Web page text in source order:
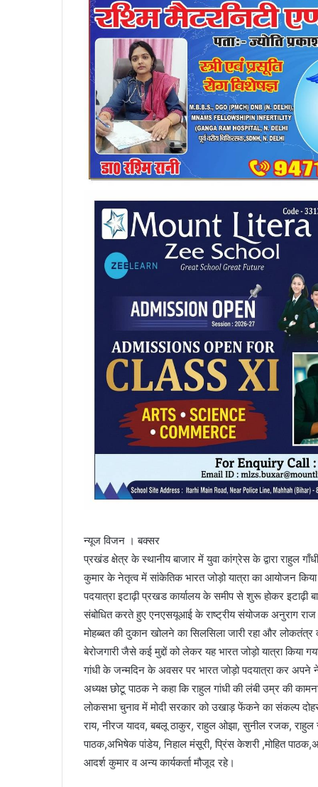
न्यूज विजन । बक्सर
प्रखंड क्षेत्र के स्थानीय बाजार में युवा कांग्रेस के द्वारा राहुल
कुमार के नेतृत्व में सांकेतिक भारत जोड़ो यात्रा का आयोजन किया
पदयात्रा इटाढ़ी प्रखड कार्यालय के समीप से शुरू होकर इटाढ़ी
संबोधित करते हुए एनएसयूआई के राष्ट्रीय संयोजक अनुराग राज
मोहब्बत की दुकान खोलने का सिलसिला जारी रहा और लोकतंत्र
बेरोजगारी जैसे कई मुद्दों को लेकर यह भारत जोड़ो यात्रा किया
गांधी के जन्मदिन के अवसर पर भारत जोड़ो पदयात्रा कर अपने
अध्यक्ष छोटू पाठक ने कहा कि राहुल गांधी की लंबी उम्र की
लोकसभा चुनाव में मोदी सरकार को उखाड़ फेंकने का संकल्प
राय, नीरज यादव, बबलू ठाकुर, राहुल ओझा, सुनील रजक, राहुल
पाठक,अभिषेक पांडेय, निहाल मंसूरी, प्रिंस केशरी ,मोहित
आदर्श कुमार व अन्य कार्यकर्ता मौजूद रहे।